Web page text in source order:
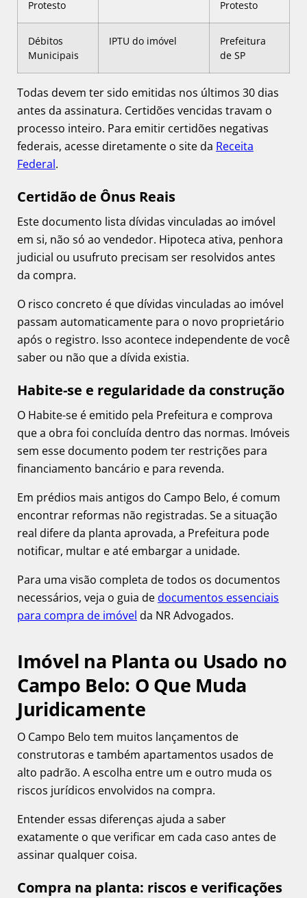
Protesto Protesto
Débitos
Municipais
IPTU do imóvel
Prefeitura
de SP
Todas devem ter sido emitidas nos últimos 30 dias
antes da assinatura. Certidões vencidas travam o
processo inteiro. Para emitir certidões negativas
federais, acesse diretamente o site da Receita
Federal.
Certidão de Ônus Reais
Este documento lista dívidas vinculadas ao imóvel
em si, não só ao vendedor. Hipoteca ativa, penhora
judicial ou usufruto precisam ser resolvidos antes
da compra.
O risco concreto é que dívidas vinculadas ao imóvel
passam automaticamente para o novo proprietário
após o registro. Isso acontece independente de você
saber ou não que a dívida existia.
Habite-se e regularidade da construção
O Habite-se é emitido pela Prefeitura e comprova
que a obra foi concluída dentro das normas. Imóveis
sem esse documento podem ter restrições para
financiamento bancário e para revenda.
Em prédios mais antigos do Campo Belo, é comum
encontrar reformas não registradas. Se a situação
real difere da planta aprovada, a Prefeitura pode
notificar, multar e até embargar a unidade.
Para uma visão completa de todos os documentos
necessários, veja o guia de documentos essenciais
para compra de imóvel da NR Advogados.
Imóvel na Planta ou Usado no
Campo Belo: O Que Muda
Juridicamente
O Campo Belo tem muitos lançamentos de
construtoras e também apartamentos usados de
alto padrão. A escolha entre um e outro muda os
riscos jurídicos envolvidos na compra.
Entender essas diferenças ajuda a saber
exatamente o que verificar em cada caso antes de
assinar qualquer coisa.
Compra na planta: riscos e verificações